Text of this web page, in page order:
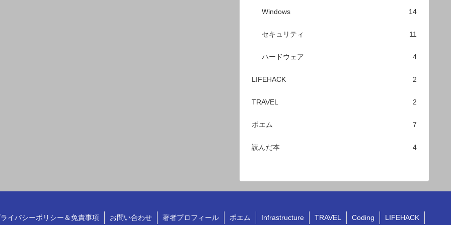
Windows 14
セキュリティ 11
ハードウェア 4
LIFEHACK 2
TRAVEL 2
ポエム 7
読んだ本 4
イバシーポリシー＆免責事項 お問い合わせ 著者プロフィール ポエム Infrastructure TRAVEL Coding LIFEHACK